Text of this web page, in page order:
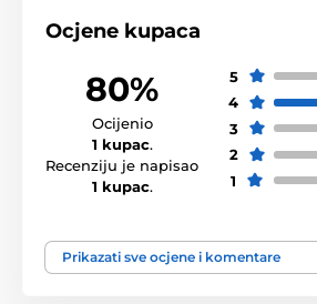
Ocjene kupaca
80%
Ocijenio
1 kupac.
Recenziju je napisao
1 kupac.
5
4
3
2
1
Prikazati sve ocjene i komentare